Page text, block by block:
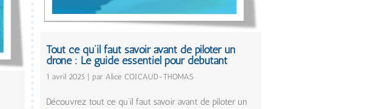
Tout ce qu’il faut savoir avant de piloter un
drone : Le guide essentiel pour débutant
1 avril 2025| par Alice COICAUD-THOMAS
Découvrez tout ce qu’il faut savoir avant de piloter un